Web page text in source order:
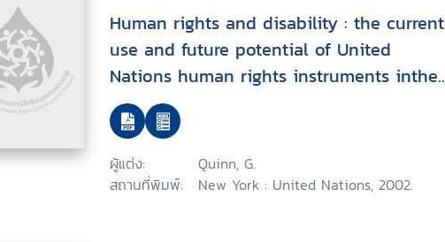
Human rights and disability : the current
use and future potential of United
Nations human rights instruments inthe
context of disability
ผู้แต่ง:
Quinn, G.
สถานที่พิมพ์:
New York : United Nations, 2002.